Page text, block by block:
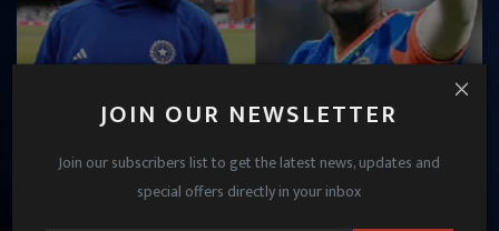
JOIN OUR NEWSLETTER
Join our subscribers list to get the latest news, updates and
special offers directly in your inbox
'सब झूठ है', सूर्या ने टीम इंडिया से नाराजगी पर तोड़ी चुप्पी;